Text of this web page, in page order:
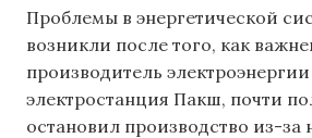
Проблемы в энергетической
возникли после того, как
производитель
электростанция Пакш, почти
остановил производство из-за